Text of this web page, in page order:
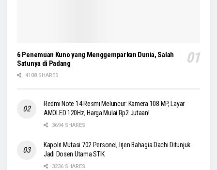
6 Penemuan Kuno yang Menggemparkan Dunia, Salah
Satunya di Padang
4108 SHARES
Redmi Note 14 Resmi Meluncur: Kamera 108 MP, Layar
AMOLED 120Hz, Harga Mulai Rp2 Jutaan!
3694 SHARES
Kapolri Mutasi 702 Personel, Irjen Bahagia Dachi Ditunjuk
Jadi Dosen Utama STIK
3236 SHARES